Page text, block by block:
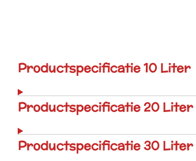
Productspecificatie 10 Liter
Productspecificatie 20 Liter
Productspecificatie 30 Liter